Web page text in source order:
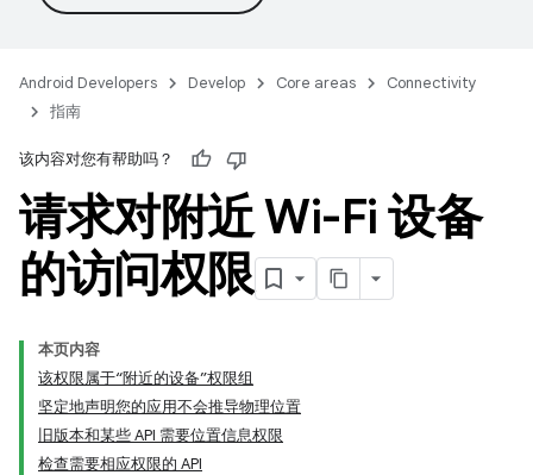
Android Developers Develop Core areas
Connectivity
指南
该内容对您有帮助吗？
请求对附近 Wi-Fi 设备
的访问权限
本页内容
该权限属于“附近的设备”权限组
坚定地声明您的应用不会推导物理位置
旧版本和某些 API 需要位置信息权限
检查需要相应权限的 API